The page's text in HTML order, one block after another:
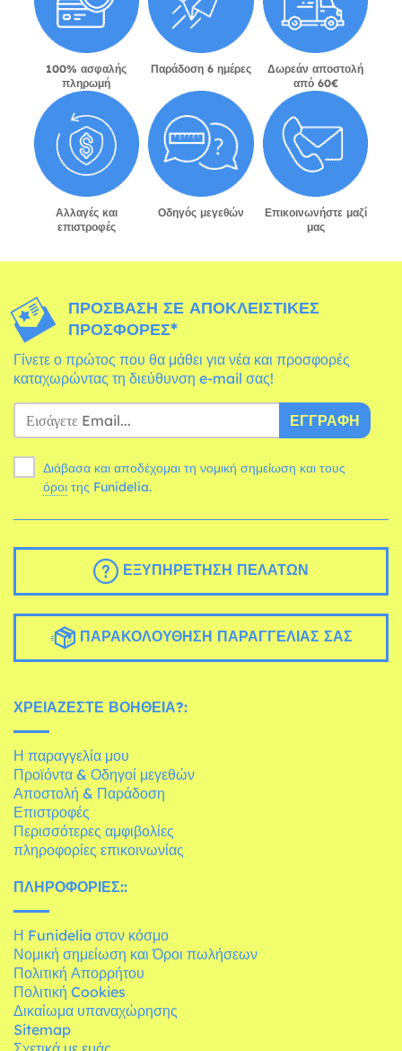
100% ασφαλής
πληρωμή
Παράδοση 6 ημέρες
Δωρεάν αποστολή
από 60€
Αλλαγές και
επιστροφές
Οδηγός μεγεθών
Επικοινωνήστε μαζί
μας
ΠΡΌΣΒΑΣΗ ΣΕ ΑΠΟΚΛΕΙΣΤΙΚΈΣ
ΠΡΟΣΦΟΡΈΣ*
Γίνετε ο πρώτος που θα μάθει για νέα και προσφορές
καταχωρώντας τη διεύθυνση e-mail σας!
ΕΓΓΡΑΦΉ
Διάβασα και αποδέχομαι τη νομική σημείωση και τους
όροι της Funidelia.
ΕΞΥΠΗΡΈΤΗΣΗ ΠΕΛΑΤΏΝ
ΠΑΡΑΚΟΛΟΎΘΗΣΗ ΠΑΡΑΓΓΕΛΊΑΣ ΣΑΣ
ΧΡΕΙΆΖΕΣΤΕ ΒΟΉΘΕΙΑ?:
Η παραγγελία μου
Προϊόντα & Οδηγοί μεγεθών
Αποστολή & Παράδοση
Επιστροφές
Περισσότερες αμφιβολίες
πληροφορίες επικοινωνίας
ΠΛΗΡΟΦΟΡΊΕΣ::
Η Funidelia στον κόσμο
Νομική σημείωση και Όροι πωλήσεων
Πολιτική Απορρήτου
Πολιτική Cookies
Δικαίωμα υπαναχώρησης
Sitemap